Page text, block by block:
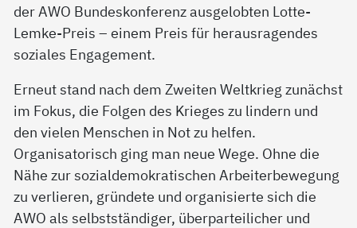
der AWO Bundeskonferenz ausgelobten Lotte-
Lemke-Preis – einem Preis für herausragendes
soziales Engagement.
Erneut stand nach dem Zweiten Weltkrieg zunächst
im Fokus, die Folgen des Krieges zu lindern und
den vielen Menschen in Not zu helfen.
Organisatorisch ging man neue Wege. Ohne die
Nähe zur sozialdemokratischen Arbeiterbewegung
zu verlieren, gründete und organisierte sich die
AWO als selbstständiger, überparteilicher und